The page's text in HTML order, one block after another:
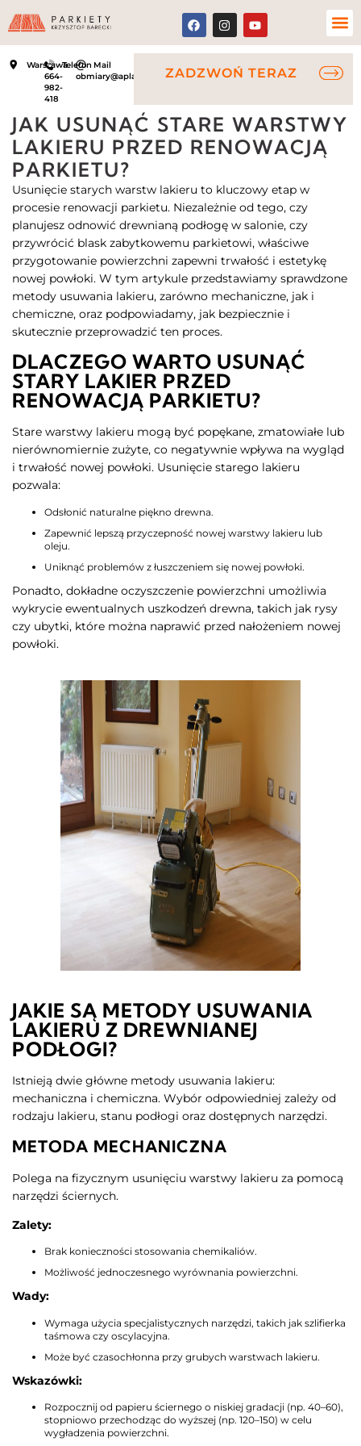
WarszawaTelefon
664-
982-
418
Mail
obmiary@aplauz.net.plZADZWOŃ TERAZ
JAK USUNĄĆ STARE WARSTWY
LAKIERU PRZED RENOWACJĄ
PARKIETU?
Usunięcie starych warstw lakieru to kluczowy etap w
procesie renowacji parkietu. Niezależnie od tego, czy
planujesz odnowić drewnianą podłogę w salonie, czy
przywrócić blask zabytkowemu parkietowi, właściwe
przygotowanie powierzchni zapewni trwałość i estetykę
nowej powłoki. W tym artykule przedstawiamy sprawdzone
metody usuwania lakieru, zarówno mechaniczne, jak i
chemiczne, oraz podpowiadamy, jak bezpiecznie i
skutecznie przeprowadzić ten proces.​
DLACZEGO WARTO USUNĄĆ
STARY LAKIER PRZED
RENOWACJĄ PARKIETU?
Stare warstwy lakieru mogą być popękane, zmatowiałe lub
nierównomiernie zużyte, co negatywnie wpływa na wygląd
i trwałość nowej powłoki. Usunięcie starego lakieru
pozwala:​
Odsłonić naturalne piękno drewna.
Zapewnić lepszą przyczepność nowej warstwy lakieru lub
oleju.
Uniknąć problemów z łuszczeniem się nowej powłoki.​
Ponadto, dokładne oczyszczenie powierzchni umożliwia
wykrycie ewentualnych uszkodzeń drewna, takich jak rysy
czy ubytki, które można naprawić przed nałożeniem nowej
powłoki.​
JAKIE SĄ METODY USUWANIA
LAKIERU Z DREWNIANEJ
PODŁOGI?
Istnieją dwie główne metody usuwania lakieru:
mechaniczna i chemiczna. Wybór odpowiedniej zależy od
rodzaju lakieru, stanu podłogi oraz dostępnych narzędzi.​
METODA MECHANICZNA
Polega na fizycznym usunięciu warstwy lakieru za pomocą
narzędzi ściernych.​
Zalety:
Brak konieczności stosowania chemikaliów.
Możliwość jednoczesnego wyrównania powierzchni.​
Wady:
Wymaga użycia specjalistycznych narzędzi, takich jak szlifierka
taśmowa czy oscylacyjna.
Może być czasochłonna przy grubych warstwach lakieru.​
Wskazówki:
Rozpocznij od papieru ściernego o niskiej gradacji (np. 40–60),
stopniowo przechodząc do wyższej (np. 120–150) w celu
wygładzenia powierzchni.